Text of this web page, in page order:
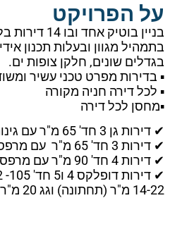
על הפרויקט
בניין בוטיק אחד ובו 14 דירות בלבד!
בתמהיל מגוון ובעלות תכנון
בגדלים שונים, חלקן צופות ים.
▪ בדירות מפרט טכני עשיר
▪ לכל דירה חניה מקורה
▪מחסן לכל דירה
✔ דירות גן 3 חד' 65 מ"ר עם גינות גדולות
✔ דירות 3 חד' 65 מ"ר עם מרפסת 14 מ"ר
✔ דירות 4 חד' 90 מ"ר עם מרפסת 14 מ"ר
14-22 מ"ר (תחתונה) וגג 20 מ"ר